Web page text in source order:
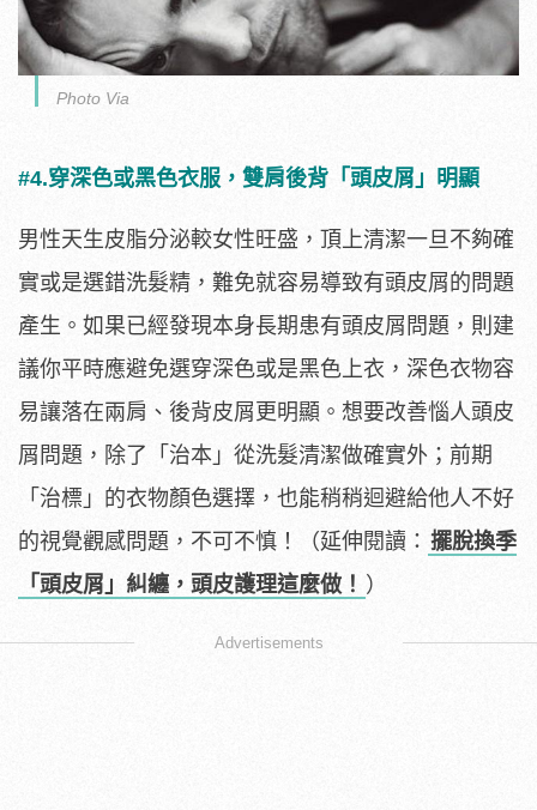
Photo Via
#4.穿深色或黑色衣服，雙肩後背「頭皮屑」明顯
男性天生皮脂分泌較女性旺盛，頂上清潔一旦不夠確
實或是選錯洗髮精，難免就容易導致有頭皮屑的問題
產生。如果已經發現本身長期患有頭皮屑問題，則建
議你平時應避免選穿深色或是黑色上衣，深色衣物容
易讓落在兩肩、後背皮屑更明顯。想要改善惱人頭皮
屑問題，除了「治本」從洗髮清潔做確實外；前期
「治標」的衣物顏色選擇，也能稍稍迴避給他人不好
的視覺觀感問題，不可不慎！（延伸閱讀： 擺脫換季
「頭皮屑」糾纏，頭皮護理這麼做！ ）
Advertisements